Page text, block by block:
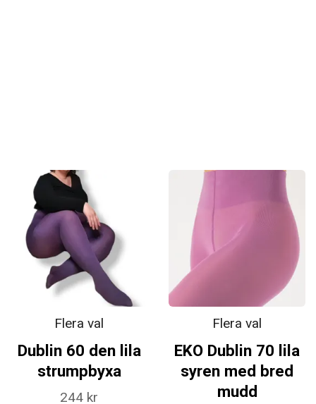
Flera val
Dublin 60 den lila
strumpbyxa
244 kr
Flera val
EKO Dublin 70 lila
syren med bred
mudd